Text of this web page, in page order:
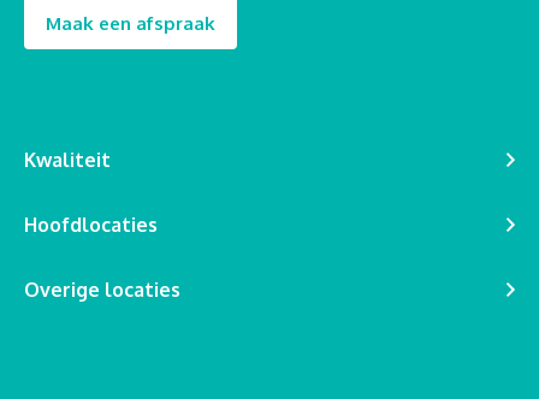
Maak een afspraak
Kwaliteit
Hoofdlocaties
Overige locaties